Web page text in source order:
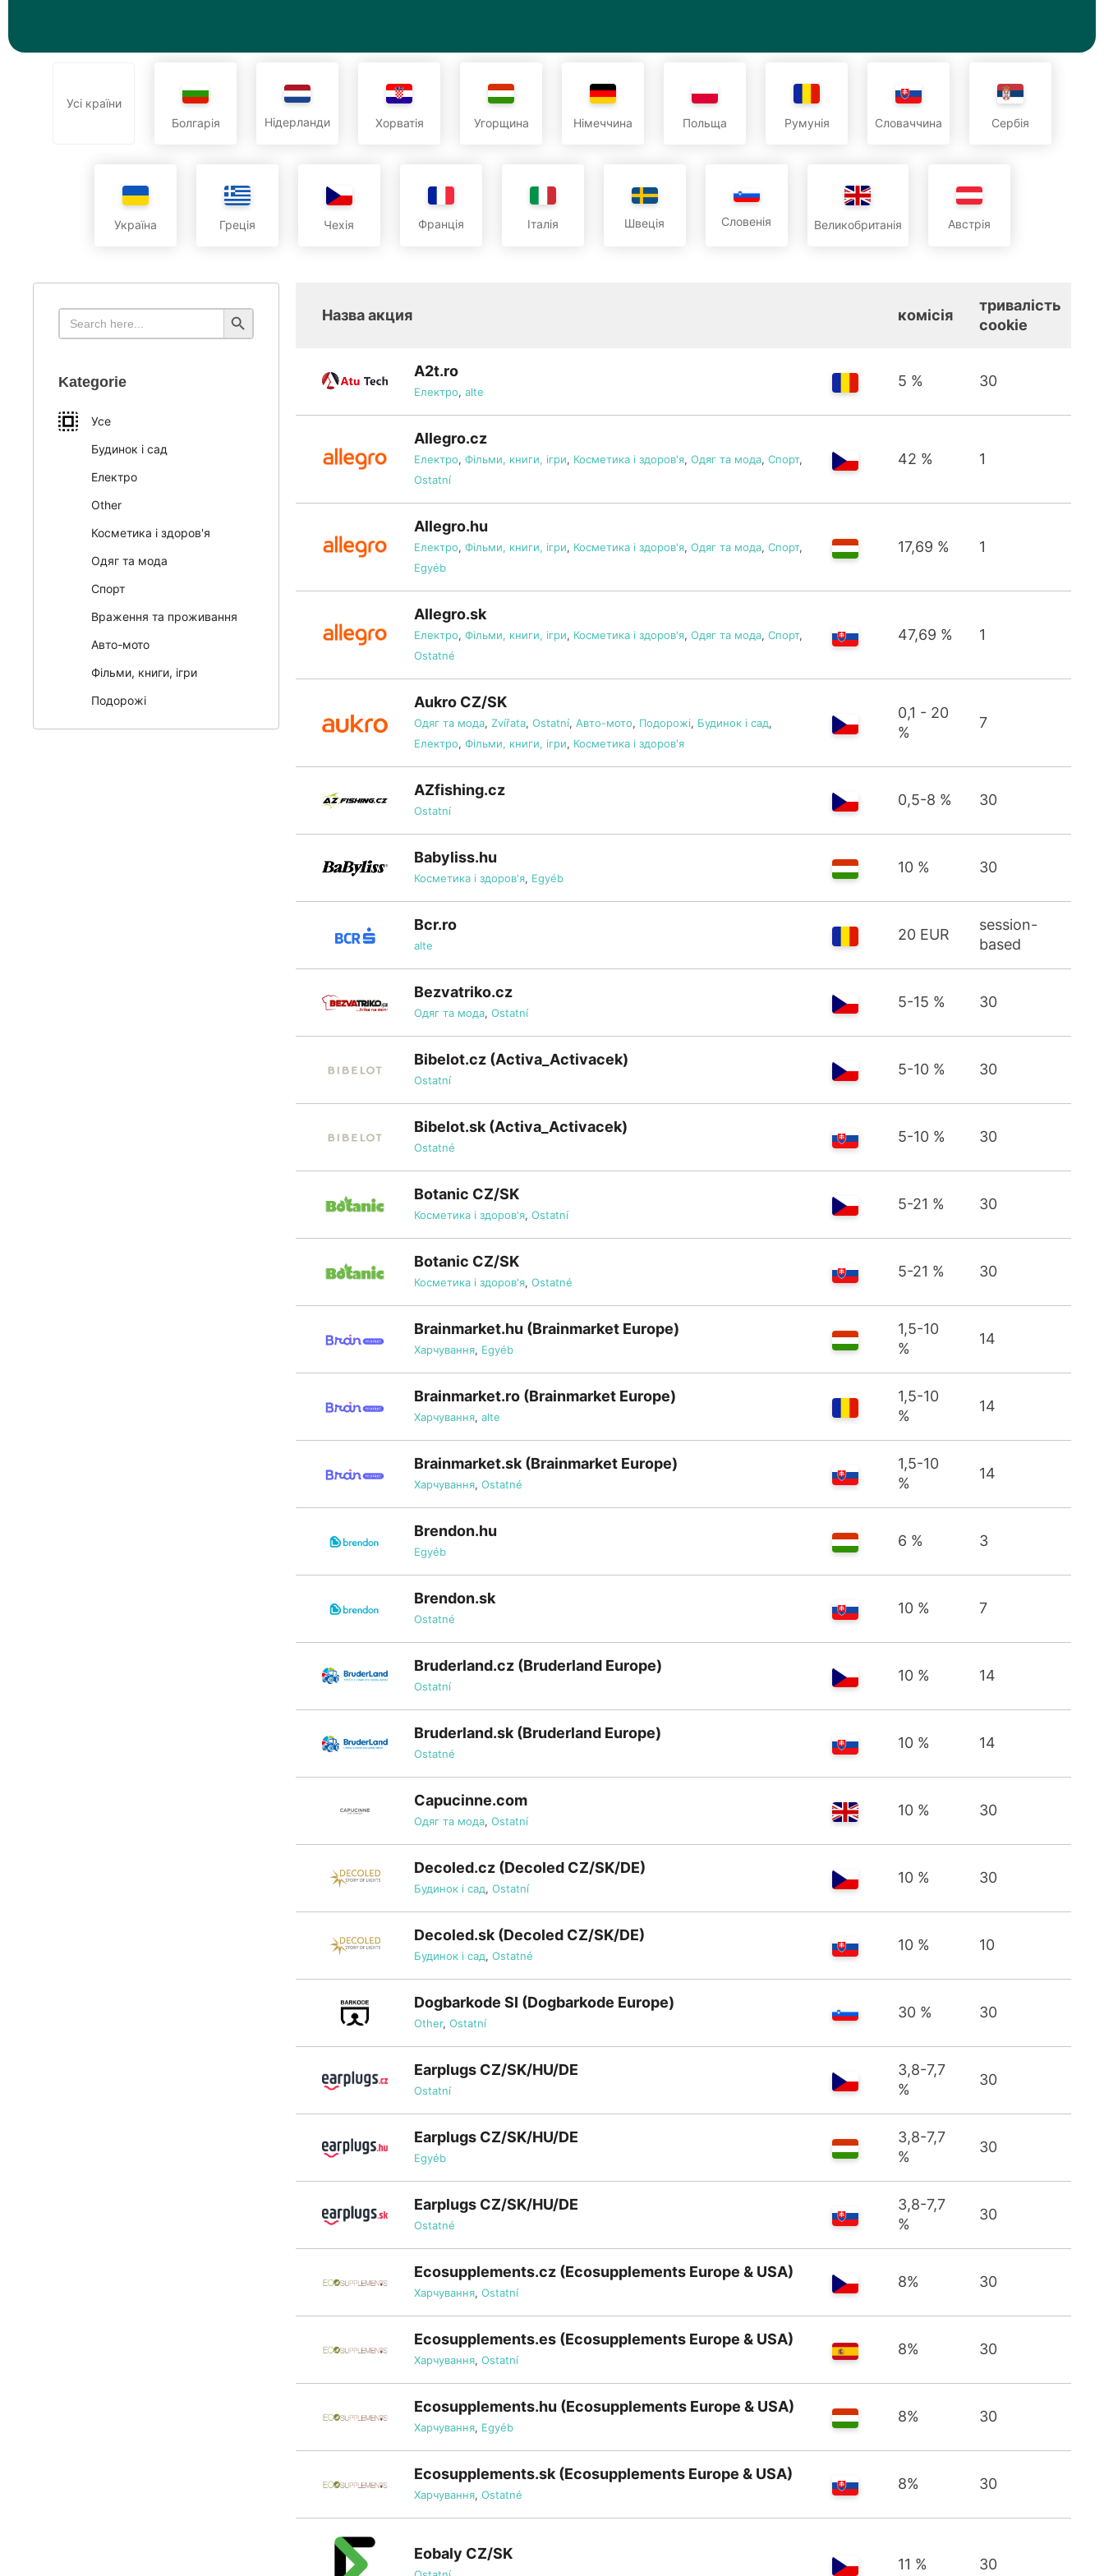
Усі країни
Болгарія
Нідерланди Хорватія Угорщина Німеччина Польща Румунія Словаччина Сербія
Україна Греція Чехія Франція Італія Швеція Словенія Великобританія Австрія
Search
for:
Search Button
Kategorie
Усе
Будинок і сад
Електро
Other
Косметика і здоров'я
Одяг та мода
Спорт
Враження та проживання
Авто-мото
Фільми, книги, ігри
Подорожі
Hазва aкция комісія
тривалість
cookie
A2t.ro
Електро, alte
5 % 30
Allegro.cz
Електро, Фільми, книги, ігри, Косметика і здоров'я, Одяг та мода, Спорт,
Ostatní
42 % 1
Allegro.hu
Електро, Фільми, книги, ігри, Косметика і здоров'я, Одяг та мода, Спорт,
Egyéb
17,69 % 1
Allegro.sk
Електро, Фільми, книги, ігри, Косметика і здоров'я, Одяг та мода, Спорт,
Ostatné
47,69 % 1
Aukro CZ/SK
Одяг та мода, Zvířata, Ostatní, Авто-мото, Подорожі, Будинок і сад,
Електро, Фільми, книги, ігри, Косметика і здоров'я
0,1 - 20
%
7
AZfishing.cz
Ostatní
0,5-8 % 30
Babyliss.hu
Косметика і здоров'я, Egyéb
10 % 30
Bcr.ro
alte
20 EUR
session-
based
Bezvatriko.cz
Одяг та мода, Ostatní
5-15 % 30
Bibelot.cz (Activa_Activacek)
Ostatní
5-10 % 30
Bibelot.sk (Activa_Activacek)
Ostatné
5-10 % 30
Botanic CZ/SK
Косметика і здоров'я, Ostatní
5-21 % 30
Botanic CZ/SK
Косметика і здоров'я, Ostatné
5-21 % 30
Brainmarket.hu (Brainmarket Europe)
Харчування, Egyéb
1,5-10
%
14
Brainmarket.ro (Brainmarket Europe)
Харчування, alte
1,5-10
%
14
Brainmarket.sk (Brainmarket Europe)
Харчування, Ostatné
1,5-10
%
14
Brendon.hu
Egyéb
6 % 3
Brendon.sk
Ostatné
10 % 7
Bruderland.cz (Bruderland Europe)
Ostatní
10 % 14
Bruderland.sk (Bruderland Europe)
Ostatné
10 % 14
Capucinne.com
Одяг та мода, Ostatní
10 % 30
Decoled.cz (Decoled CZ/SK/DE)
Будинок і сад, Ostatní
10 % 30
Decoled.sk (Decoled CZ/SK/DE)
Будинок і сад, Ostatné
10 % 10
Dogbarkode SI (Dogbarkode Europe)
Other, Ostatní
30 % 30
Earplugs CZ/SK/HU/DE
Ostatní
3,8-7,7
%
30
Earplugs CZ/SK/HU/DE
Egyéb
3,8-7,7
%
30
Earplugs CZ/SK/HU/DE
Ostatné
3,8-7,7
%
30
Ecosupplements.cz (Ecosupplements Europe & USA)
Харчування, Ostatní
8% 30
Ecosupplements.es (Ecosupplements Europe & USA)
Харчування, Ostatní
8% 30
Ecosupplements.hu (Ecosupplements Europe & USA)
Харчування, Egyéb
8% 30
Ecosupplements.sk (Ecosupplements Europe & USA)
Харчування, Ostatné
8% 30
Eobaly CZ/SK
11 % 30